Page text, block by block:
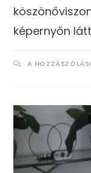
képernyőn
A